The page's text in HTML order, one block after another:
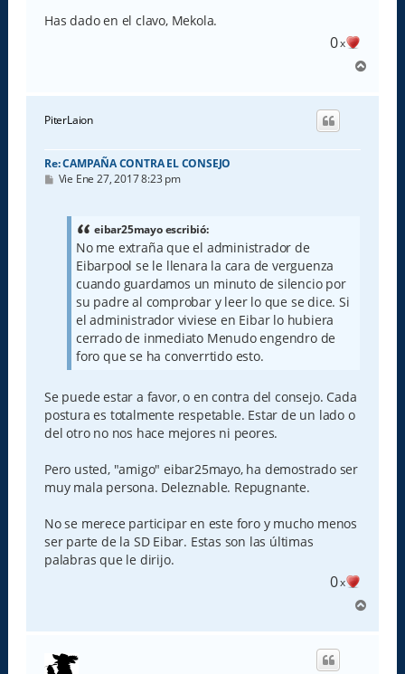
Has dado en el clavo, Mekola.
0x
r
PiterLaion
Re: CAMPAÑA CONTRA EL CONSEJO
M
Vie Ene 27, 2017 8:23 pm
eibar25mayo escribió:
No me extraña que el administrador de
Eibarpool se le llenara la cara de verguenza
cuando guardamos un minuto de silencio por
su padre al comprobar y leer lo que se dice. Si
el administrador viviese en Eibar lo hubiera
cerrado de inmediato Menudo engendro de
foro que se ha converrtido esto.
Se puede estar a favor, o en contra del consejo. Cada
postura es totalmente respetable. Estar de un lado o
del otro no nos hace mejores ni peores.
Pero usted, "amigo" eibar25mayo, ha demostrado ser
muy mala persona. Deleznable. Repugnante.
No se merece participar en este foro y mucho menos
ser parte de la SD Eibar. Estas son las últimas
palabras que le dirijo.
0x
r